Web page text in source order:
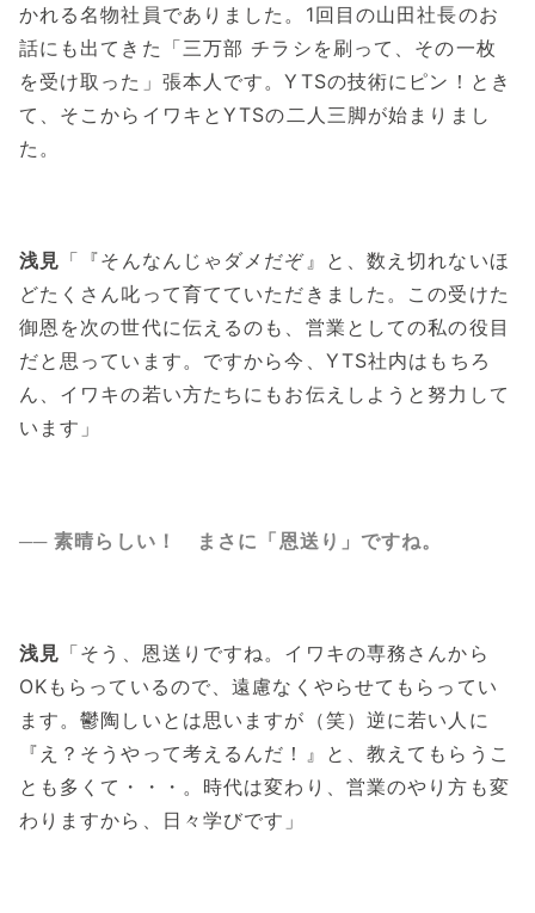
かれる名物社員でありました。1回目の山田社長のお
話にも出てきた「三万部 チラシを刷って、その一枚
を受け取った」張本人です。YTSの技術にピン！とき
て、そこからイワキとYTSの二人三脚が始まりまし
た。
浅見 「『そんなんじゃダメだぞ』と、数え切れないほ
どたくさん叱って育てていただきました。この受けた
御恩を次の世代に伝えるのも、営業としての私の役目
だと思っています。ですから今、YTS社内はもちろ
ん、イワキの若い方たちにもお伝えしようと努力して
います」
── 素晴らしい！ まさに「恩送り」ですね。
浅見 「そう、恩送りですね。イワキの専務さんから
OKもらっているので、遠慮なくやらせてもらってい
ます。鬱陶しいとは思いますが（笑）逆に若い人に
『え？そうやって考えるんだ！』と、教えてもらうこ
とも多くて・・・。時代は変わり、営業のやり方も変
わりますから、日々学びです」